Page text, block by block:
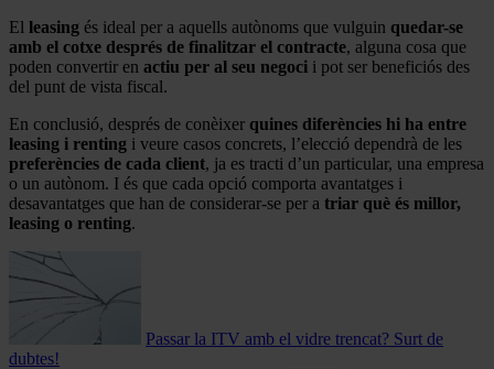
El leasing és ideal per a aquells autònoms que vulguin quedar-se
amb el cotxe després de finalitzar el contracte, alguna cosa que
poden convertir en actiu per al seu negoci i pot ser beneficiós des
del punt de vista fiscal.
En conclusió, després de conèixer quines diferències hi ha entre
leasing i renting i veure casos concrets, l’elecció dependrà de les
preferències de cada client, ja es tracti d’un particular, una empresa
o un autònom. I és que cada opció comporta avantatges i
desavantatges que han de considerar-se per a triar què és millor,
leasing o renting.
Passar la ITV amb el vidre trencat? Surt de
dubtes!